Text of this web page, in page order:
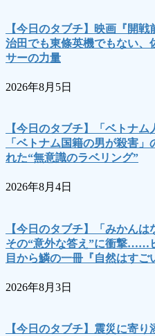
【今日のタブチ】映画『開
治田でも東條英機でもない、
サーの力量
2026年8月5日
【今日のタブチ】「ベトナ
「ベトナム国籍の男が殺害
れた“無意識のラベリング”
2026年8月4日
【今日のタブチ】「みかんは
その“意外な答え”に衝撃……
目から鱗の一冊『自然はすご
2026年8月3日
【今日のタブチ】震災に寄